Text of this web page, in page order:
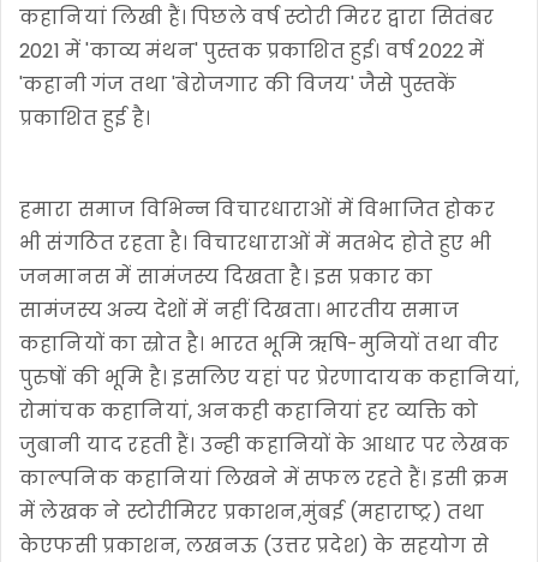
कहानियां लिखी हैं। पिछले वर्ष स्टोरी मिरर द्वारा सितंबर
2021 में 'काव्य मंथन' पुस्तक प्रकाशित हुई। वर्ष 2022 में
'कहानी गंज तथा 'बेरोजगार की विजय' जैसे पुस्तकें
प्रकाशित हुई है।
हमारा समाज विभिन्न विचारधाराओं में विभाजित होकर
भी संगठित रहता है। विचारधाराओं में मतभेद होते हुए भी
जनमानस में सामंजस्य दिखता है। इस प्रकार का
सामंजस्य अन्य देशों में नहीं दिखता। भारतीय समाज
कहानियों का स्रोत है। भारत भूमि ऋषि-मुनियों तथा वीर
पुरुषों की भूमि है। इसलिए यहां पर प्रेरणादायक कहानियां,
रोमांचक कहानियां, अनकही कहानियां हर व्यक्ति को
जुबानी याद रहती हैं। उन्ही कहानियों के आधार पर लेखक
काल्पनिक कहानियां लिखने में सफल रहते हैं। इसी क्रम
में लेखक ने स्टोरीमिरर प्रकाशन,मुंबई (महाराष्ट्र) तथा
केएफसी प्रकाशन, लखनऊ (उत्तर प्रदेश) के सहयोग से